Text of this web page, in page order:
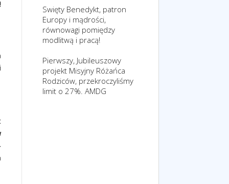
Swięty Benedykt, patron
Europy i mądrości,
równowagi pomiędzy
modlitwą i pracą!
Pierwszy, Jubileuszowy
projekt Misyjny Różańca
Rodziców, przekroczyliśmy
limit o 27%. AMDG